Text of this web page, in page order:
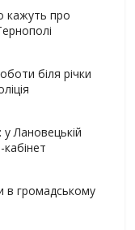
кажуть про
біля річки
у Лановецькій
в громадському